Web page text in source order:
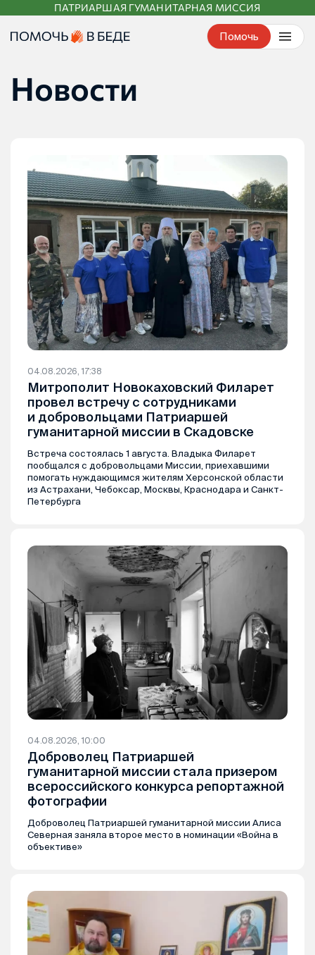
контенту
ПАТРИАРШАЯ ГУМАНИТАРНАЯ МИССИЯ
Помочь
Новости
04.08.2026, 17:38
Митрополит Новокаховский Филарет
провел встречу с сотрудниками
и добровольцами Патриаршей
гуманитарной миссии в Скадовске
Встреча состоялась 1 августа. Владыка Филарет
пообщался с добровольцами Миссии, приехавшими
помогать нуждающимся жителям Херсонской области
из Астрахани, Чебоксар, Москвы, Краснодара и Санкт-
Петербурга
04.08.2026, 10:00
Доброволец Патриаршей
гуманитарной миссии стала призером
всероссийского конкурса репортажной
фотографии
Доброволец Патриаршей гуманитарной миссии Алиса
Северная заняла второе место в номинации «Война в
объективе»